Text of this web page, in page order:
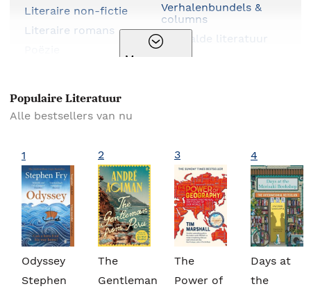
Literaire non-fictie
Literaire romans
Verhalenbundels &
columns
Vertaalde literatuur
Meer genres
Populaire Literatuur
Alle bestsellers van nu
1
Odyssey
Stephen
2
The
Gentleman
3
The
Power of
4
Days at
the